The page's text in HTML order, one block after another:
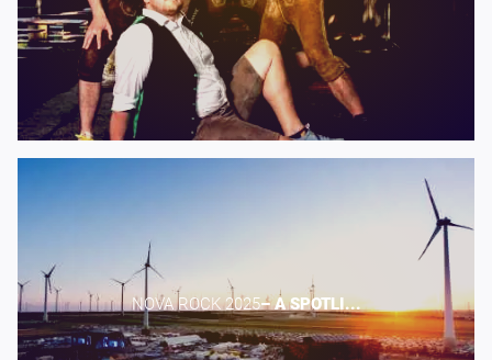
NOVA ROCK 2025​– A SPOTLI...